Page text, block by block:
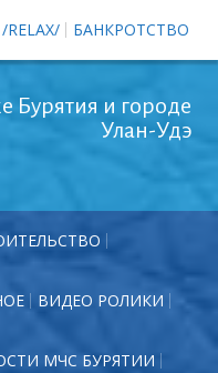
БАНКРОТСТВО
Бурятия и городе
Улан-Удэ
ВИДЕО РОЛИКИ
МЧС БУРЯТИИ